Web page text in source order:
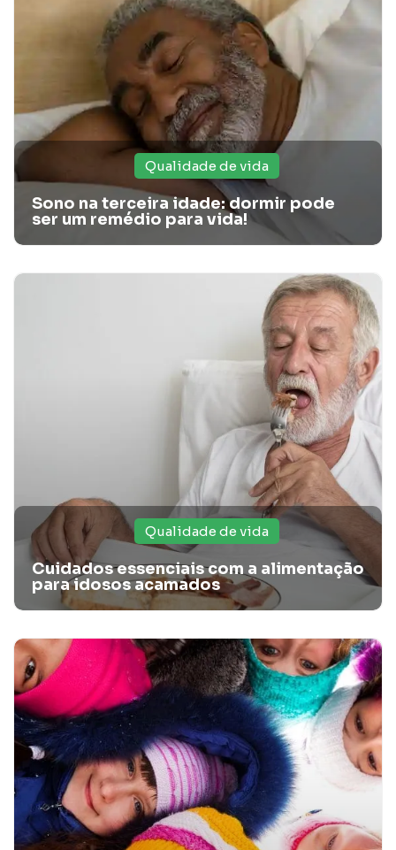
Qualidade de vida
Sono na terceira idade: dormir pode
ser um remédio para vida!
Sono na terceira idade: dormir pode ser um
Leia o artigo da Santa Casa Card, e entenda como o sono
na terceira idade é importante para a vida dos idosos.
Qualidade de vida
Cuidados essenciais com a alimentação
para idosos acamados